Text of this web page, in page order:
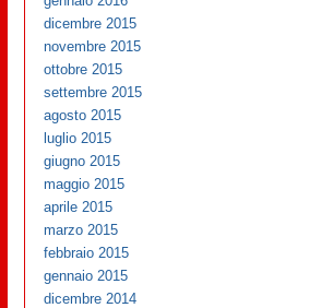
dicembre 2015
novembre 2015
ottobre 2015
settembre 2015
agosto 2015
luglio 2015
giugno 2015
maggio 2015
aprile 2015
marzo 2015
febbraio 2015
gennaio 2015
dicembre 2014